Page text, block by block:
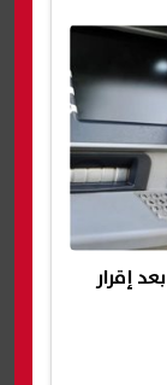
موعد صرف معاشات شهر يناير 2025 بعد إقرار